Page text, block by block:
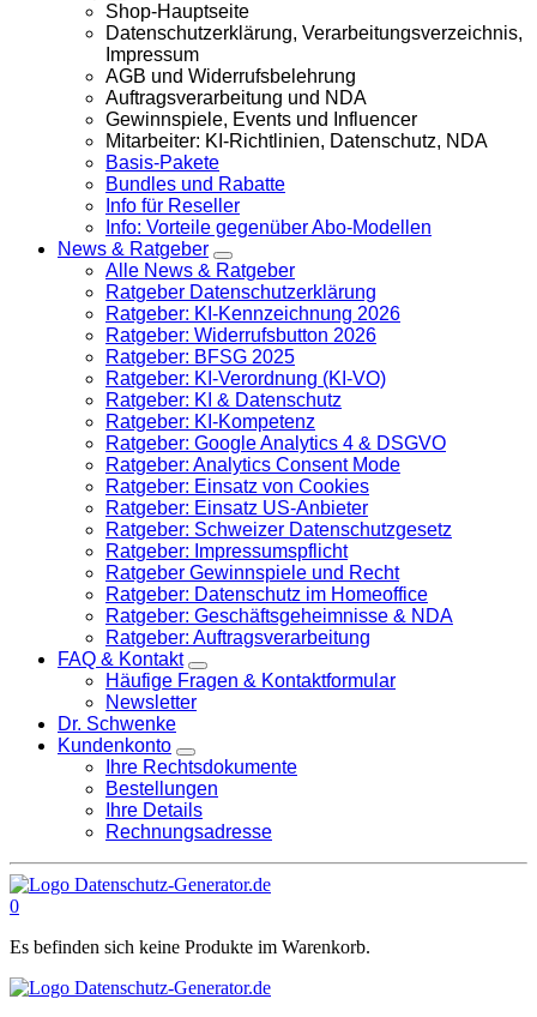
Shop-Hauptseite
Datenschutzerklärung, Verarbeitungsverzeichnis,
Impressum
AGB und Widerrufsbelehrung
Auftragsverarbeitung und NDA
Gewinnspiele, Events und Influencer
Mitarbeiter: KI-Richtlinien, Datenschutz, NDA
Basis-Pakete
Bundles und Rabatte
Info für Reseller
Info: Vorteile gegenüber Abo-Modellen
News & Ratgeber
Alle News & Ratgeber
Ratgeber Datenschutzerklärung
Ratgeber: KI-Kennzeichnung 2026
Ratgeber: Widerrufsbutton 2026
Ratgeber: BFSG 2025
Ratgeber: KI-Verordnung (KI-VO)
Ratgeber: KI & Datenschutz
Ratgeber: KI-Kompetenz
Ratgeber: Google Analytics 4 & DSGVO
Ratgeber: Analytics Consent Mode
Ratgeber: Einsatz von Cookies
Ratgeber: Einsatz US-Anbieter
Ratgeber: Schweizer Datenschutzgesetz
Ratgeber: Impressumspflicht
Ratgeber Gewinnspiele und Recht
Ratgeber: Datenschutz im Homeoffice
Ratgeber: Geschäftsgeheimnisse & NDA
Ratgeber: Auftragsverarbeitung
FAQ & Kontakt
Häufige Fragen & Kontaktformular
Newsletter
Dr. Schwenke
Kundenkonto
Ihre Rechtsdokumente
Bestellungen
Ihre Details
Rechnungsadresse
0
Es befinden sich keine Produkte im Warenkorb.